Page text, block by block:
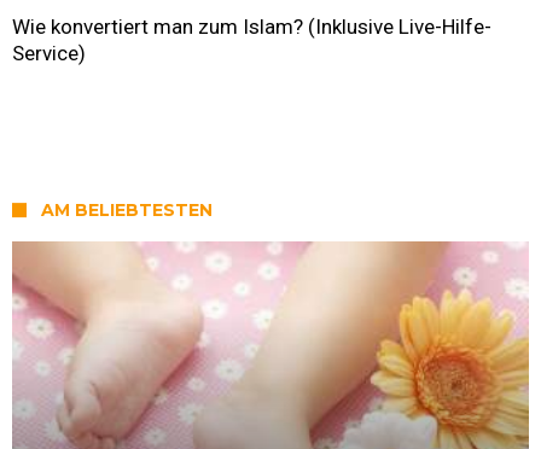
Wie konvertiert man zum Islam? (Inklusive Live-Hilfe-
Service)
AM BELIEBTESTEN